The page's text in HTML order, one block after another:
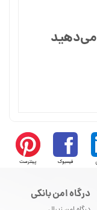
می‌دهید
فیسبوک پینترست
درگاه امن بانکی